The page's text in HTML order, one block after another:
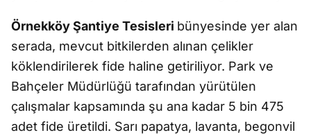
Örnekköy Şantiye Tesisleri bünyesinde yer alan
serada, mevcut bitkilerden alınan çelikler
köklendirilerek fide haline getiriliyor. Park ve
Bahçeler Müdürlüğü tarafından yürütülen
çalışmalar kapsamında şu ana kadar 5 bin 475
adet fide üretildi. Sarı papatya, lavanta, begonvil